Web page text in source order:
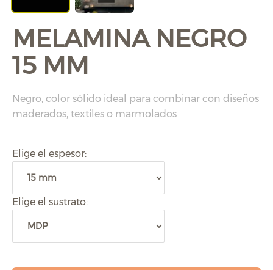
MELAMINA NEGRO
15 MM
Negro, color sólido ideal para combinar con diseños
maderados, textiles o marmolados
Elige el espesor:
Elige el sustrato: